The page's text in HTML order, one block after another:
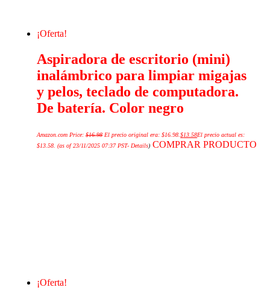
¡Oferta!
Aspiradora de escritorio (mini)
inalámbrico para limpiar migajas
y pelos, teclado de computadora.
De batería. Color negro
Amazon.com Price:$16.98 El precio original era: $16.98.$13.58El precio actual es:
$13.58. (as of 23/11/2025 07:37 PST- Details) COMPRAR PRODUCTO
¡Oferta!